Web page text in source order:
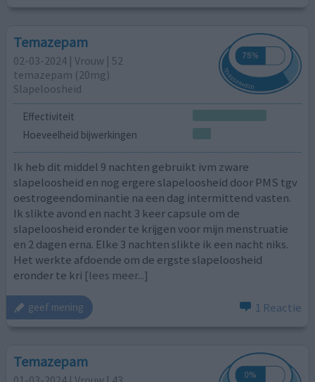
Temazepam
02-03-2024 | Vrouw | 52
temazepam (20mg)
Slapeloosheid
Effectiviteit
Hoeveelheid bijwerkingen
Ik heb dit middel 9 nachten gebruikt ivm zware
slapeloosheid en nog ergere slapeloosheid door PMS tgv
oestrogeendominantie na een dag intermittend vasten.
Ik slikte avond en nacht 3 keer capsule om de
slapeloosheid eronder te krijgen voor mijn menstruatie
en 2 dagen erna. Elke 3 nachten slikte ik een nacht niks.
Het werkte afdoende om de ergste slapeloosheid
eronder te kri [lees meer...]
geef mening 1 Reactie
Temazepam